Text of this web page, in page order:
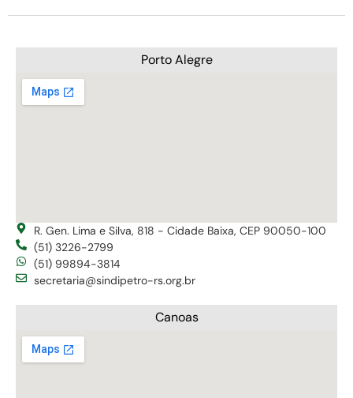
Porto Alegre
R. Gen. Lima e Silva, 818 - Cidade Baixa, CEP 90050-100
(51) 3226-2799
(51) 99894-3814
secretaria@sindipetro-rs.org.br
Canoas